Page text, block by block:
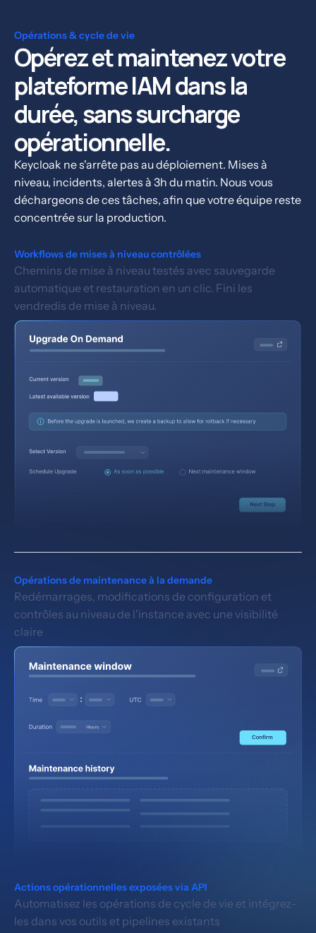
Opérations & cycle de vie
Opérez et maintenez votre
plateforme IAM dans la
durée, sans surcharge
opérationnelle.
Keycloak ne s'arrête pas au déploiement. Mises à
niveau, incidents, alertes à 3h du matin. Nous vous
déchargeons de ces tâches, afin que votre équipe reste
concentrée sur la production.
Workflows de mises à niveau contrôlées
Chemins de mise à niveau testés avec sauvegarde
automatique et restauration en un clic. Fini les
vendredis de mise à niveau.
Opérations de maintenance à la demande
Redémarrages, modifications de configuration et
contrôles au niveau de l'instance avec une visibilité
claire
Actions opérationnelles exposées via API
Automatisez les opérations de cycle de vie et intégrez-
les dans vos outils et pipelines existants